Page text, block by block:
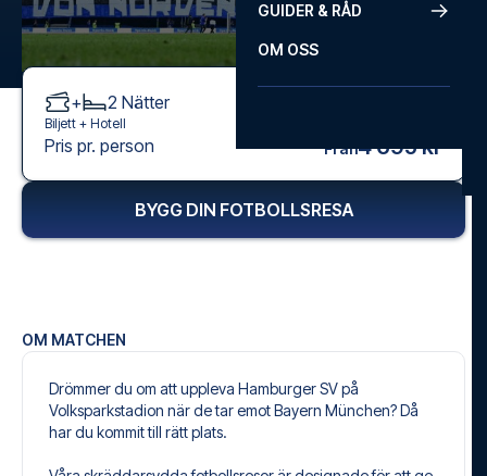
GUIDER & RÅD
OM OSS
OM MATCHEN
Drömmer du om att uppleva Hamburger SV på
Volksparkstadion när de tar emot Bayern München? Då
har du kommit till rätt plats.
+ 2 Nätter
Biljett + Hotell
Pris pr. person Från4 695 kr
BYGG DIN FOTBOLLSRESA